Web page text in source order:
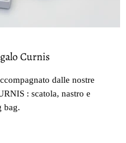
Curnis
dalle nostre
: scatola, nastro e
bag.